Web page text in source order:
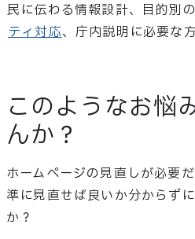
民に伝わる情報設計、目的別
ティ対応、 庁内説明に必要な
このようなお悩
んか？
ホームページの見直しが必要
準に見直せば良いか分からず
か？